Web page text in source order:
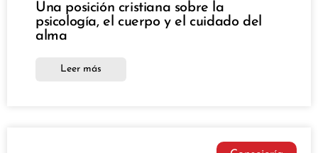
Una posición cristiana sobre la
psicología, el cuerpo y el cuidado del
alma
Leer más